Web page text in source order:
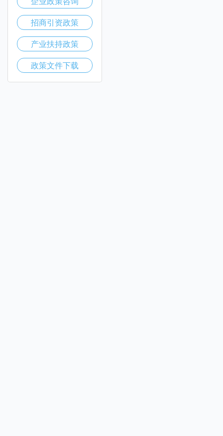
招商引资政策
产业扶持政策
政策文件下载